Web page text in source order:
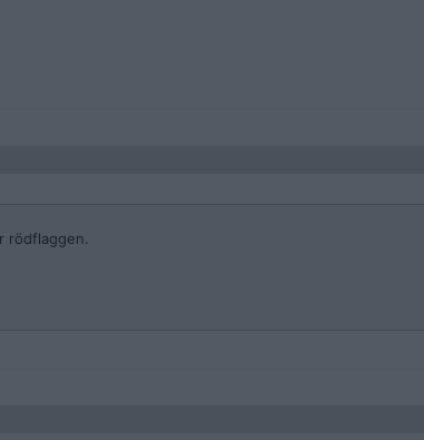
rödflaggen.